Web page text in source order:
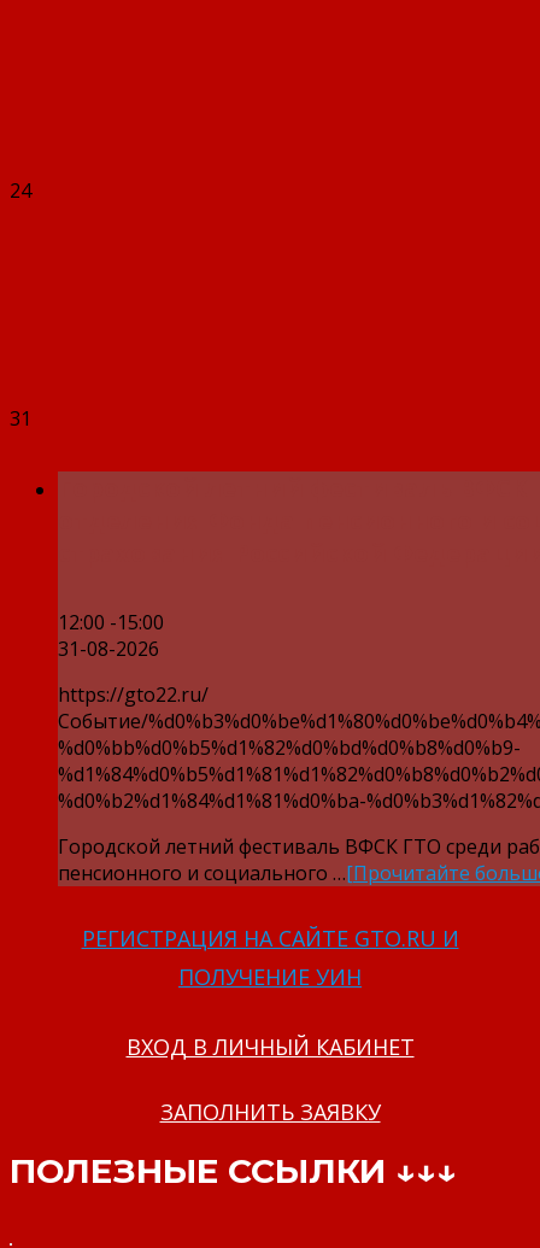
24
31
12:00 -15:00
31-08-2026
https://gto22.ru/
Событие/
%d0%bb%d0%b5%d1%82%d0%bd%d0%b8%d0%b9-
%d0%b2%d1%84%d1%81%d0%ba-
Городской летний фестиваль ВФСК ГТО среди
пенсионного и социального …[Прочитайте
РЕГИСТРАЦИЯ НА САЙТЕ GTO.RU И
ПОЛУЧЕНИЕ УИН
ВХОД В ЛИЧНЫЙ КАБИНЕТ
ЗАПОЛНИТЬ ЗАЯВКУ
ПОЛЕЗНЫЕ ССЫЛКИ ↓↓↓